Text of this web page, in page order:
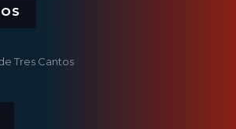
Tres Cantos